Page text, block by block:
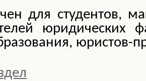
для студентов,
юридических
юристов-